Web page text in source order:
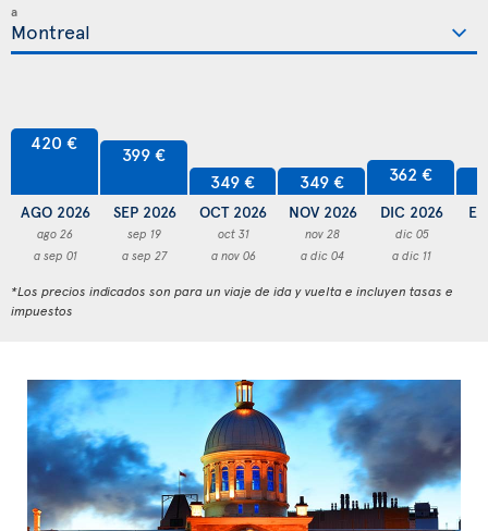
a
420 €
AGO 2026
ago 26
a sep 01
399 €
SEP 2026
sep 19
a sep 27
349 €
OCT 2026
oct 31
a nov 06
349 €
NOV 2026
nov 28
a dic 04
362 €
DIC 2026
dic 05
a dic 11
*Los precios indicados son para un viaje de ida y vuelta e incluyen tasas e
impuestos